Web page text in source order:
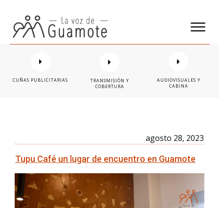
CUÑAS PUBLICITARIAS
TRANSMISIÓN Y
COBERTURA
AUDIOVISUALES Y
CABINA
agosto 28, 2023
Tupu Café un lugar de encuentro en Guamote